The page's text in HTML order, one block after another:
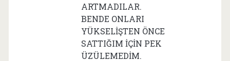
ARTMADILAR.
BENDE ONLARI
YÜKSELİŞTEN ÖNCE
SATTIĞIM İÇİN PEK
ÜZÜLEMEDİM.